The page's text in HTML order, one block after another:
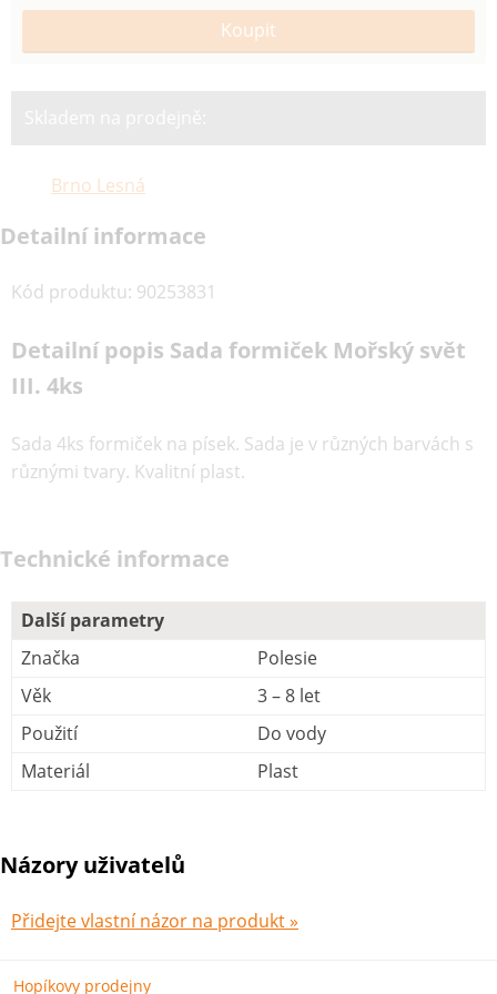
Brno Lesná
Detailní informace
Kód produktu: 90253831
Detailní popis Sada formiček Mořský svět
III. 4ks
Sada 4ks formiček na písek. Sada je v různých barvách s
různými tvary. Kvalitní plast.
Technické informace
Další parametry
Značka
Polesie
Věk
3 – 8 let
Použití
Do vody
Materiál
Plast
Názory uživatelů
Přidejte vlastní názor na produkt »
Hopíkovy prodejny